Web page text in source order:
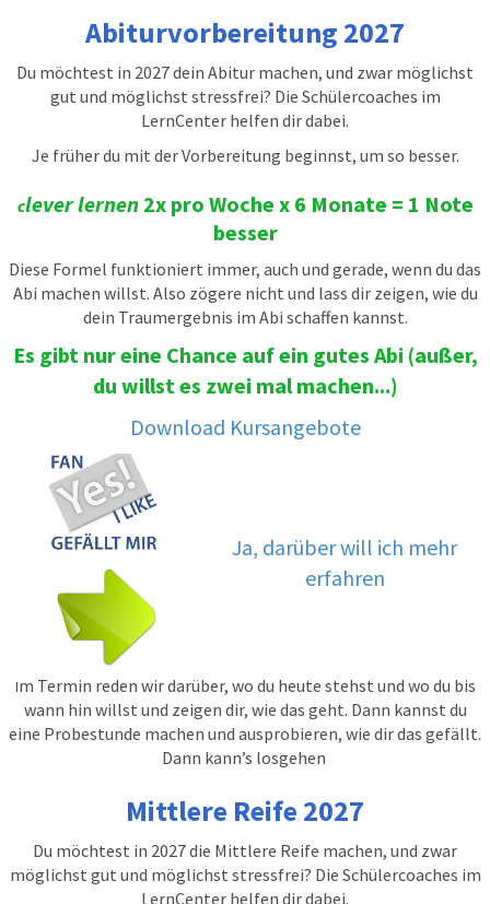
Abiturvorbereitung 2027
Du möchtest in 2027 dein Abitur machen, und zwar möglichst
gut und möglichst stressfrei? Die Schülercoaches im
LernCenter helfen dir dabei.
Je früher du mit der Vorbereitung beginnst, um so besser.
clever lernen2x pro Woche x 6 Monate = 1 Note
besser
Diese Formel funktioniert immer, auch und gerade, wenn du das
Abi machen willst. Also zögere nicht und lass dir zeigen, wie du
dein Traumergebnis im Abi schaffen kannst.
Es gibt nur eine Chance auf ein gutes Abi (außer,
du willst es zwei mal machen...)
Download Kursangebote
Ja, darüber will ich mehr
erfahren
Im Termin reden wir darüber, wo du heute stehst und wo du bis
wann hin willst und zeigen dir, wie das geht. Dann kannst du
eine Probestunde machen und ausprobieren, wie dir das gefällt.
Dann kann’s losgehen
Mittlere Reife 2027
Du möchtest in 2027 die Mittlere Reife machen, und zwar
möglichst gut und möglichst stressfrei? Die Schülercoaches im
LernCenter helfen dir dabei.